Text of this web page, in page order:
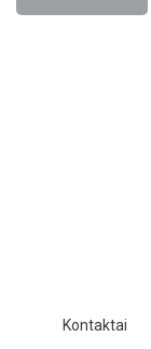
Kontaktai